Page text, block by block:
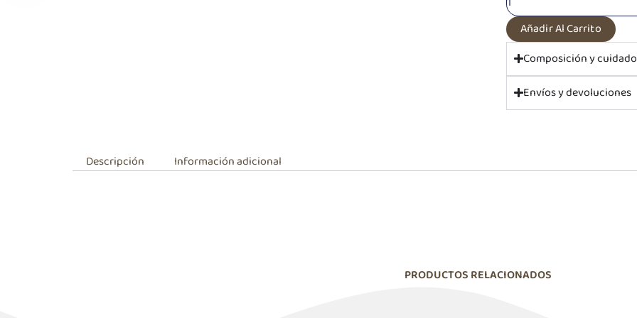
Añadir Al Carrito
Composición y cuidado
Envíos y devoluciones
Descripción Información adicional
PRODUCTOS RELACIONADOS